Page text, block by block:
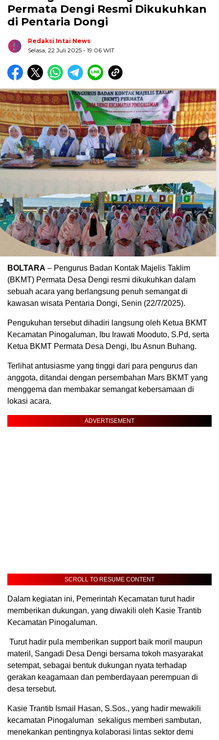
Permata Dengi Resmi Dikukuhkan
di Pentaria Dongi
Redaksi Intai News
Selasa, 22 Juli 2025 - 19:06 WIT
BOLTARA – Pengurus Badan Kontak Majelis Taklim
(BKMT) Permata Desa Dengi resmi dikukuhkan dalam
sebuah acara yang berlangsung penuh semangat di
kawasan wisata Pentaria Dongi, Senin (22/7/2025).
Pengukuhan tersebut dihadiri langsung oleh Ketua BKMT
Kecamatan Pinogaluman, Ibu Irawati Mooduto, S.Pd, serta
Ketua BKMT Permata Desa Dengi, Ibu Asnun Buhang.
Terlihat antusiasme yang tinggi dari para pengurus dan
anggota, ditandai dengan persembahan Mars BKMT yang
menggema dan membakar semangat kebersamaan di
lokasi acara.
ADVERTISEMENT
Kantor Poster Horizontal
SCROLL TO RESUME CONTENT
Dalam kegiatan ini, Pemerintah Kecamatan turut hadir
memberikan dukungan, yang diwakili oleh Kasie Trantib
Kecamatan Pinogaluman.
Turut hadir pula memberikan support baik moril maupun
materil, Sangadi Desa Dengi bersama tokoh masyarakat
setempat, sebagai bentuk dukungan nyata terhadap
gerakan keagamaan dan pemberdayaan perempuan di
desa tersebut.
Kasie Trantib Ismail Hasan, S.Sos., yang hadir mewakili
kecamatan Pinogaluman sekaligus memberi sambutan,
menekankan pentingnya kolaborasi lintas sektor demi